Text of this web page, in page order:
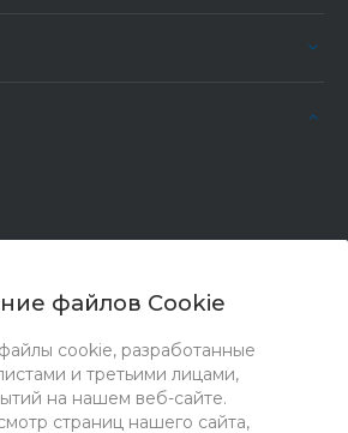
файлов Cookie
cookie, разработанные
и третьими лицами,
на нашем веб-сайте.
страниц нашего сайта,